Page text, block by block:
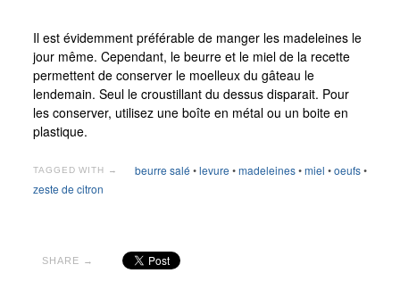
Il est évidemment préférable de manger les madeleines le
jour même. Cependant, le beurre et le miel de la recette
permettent de conserver le moelleux du gâteau le
lendemain. Seul le croustillant du dessus disparait. Pour
les conserver, utilisez une boîte en métal ou un boite en
plastique.
TAGGED WITH → beurre salé•levure•madeleines•miel •oeufs•
zeste de citron
SHARE →